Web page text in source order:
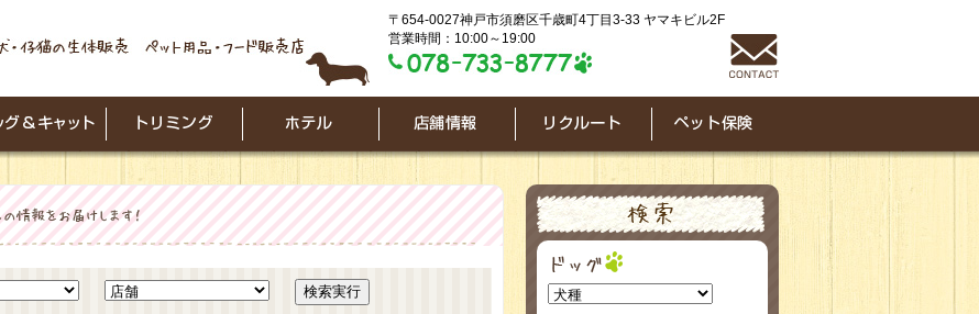
〒654-0027神戸市須磨区千歳町4丁目3-33 ヤマキビル2F
営業時間：10:00～19:00